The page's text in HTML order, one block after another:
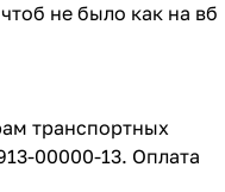
не было как на вб
транспортных
00000-13. Оплата